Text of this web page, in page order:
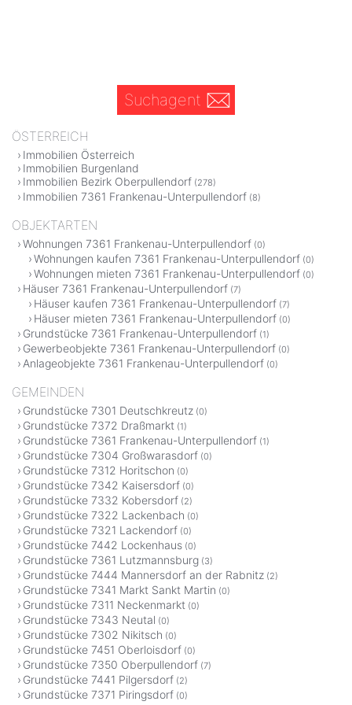
Suchagent
ÖSTERREICH
Immobilien Österreich
Immobilien Burgenland
Immobilien Bezirk Oberpullendorf (278)
Immobilien 7361 Frankenau-Unterpullendorf (8)
OBJEKTARTEN
Wohnungen 7361 Frankenau-Unterpullendorf (0)
Wohnungen kaufen 7361 Frankenau-Unterpullendorf (0)
Wohnungen mieten 7361 Frankenau-Unterpullendorf (0)
Häuser 7361 Frankenau-Unterpullendorf (7)
Häuser kaufen 7361 Frankenau-Unterpullendorf (7)
Häuser mieten 7361 Frankenau-Unterpullendorf (0)
Grundstücke 7361 Frankenau-Unterpullendorf (1)
Gewerbeobjekte 7361 Frankenau-Unterpullendorf (0)
Anlageobjekte 7361 Frankenau-Unterpullendorf (0)
GEMEINDEN
Grundstücke 7301 Deutschkreutz (0)
Grundstücke 7372 Draßmarkt (1)
Grundstücke 7361 Frankenau-Unterpullendorf (1)
Grundstücke 7304 Großwarasdorf (0)
Grundstücke 7312 Horitschon (0)
Grundstücke 7342 Kaisersdorf (0)
Grundstücke 7332 Kobersdorf (2)
Grundstücke 7322 Lackenbach (0)
Grundstücke 7321 Lackendorf (0)
Grundstücke 7442 Lockenhaus (0)
Grundstücke 7361 Lutzmannsburg (3)
Grundstücke 7444 Mannersdorf an der Rabnitz (2)
Grundstücke 7341 Markt Sankt Martin (0)
Grundstücke 7311 Neckenmarkt (0)
Grundstücke 7343 Neutal (0)
Grundstücke 7302 Nikitsch (0)
Grundstücke 7451 Oberloisdorf (0)
Grundstücke 7350 Oberpullendorf (7)
Grundstücke 7441 Pilgersdorf (2)
Grundstücke 7371 Piringsdorf (0)